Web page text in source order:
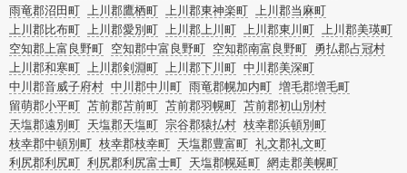
雨竜郡沼田町 上川郡鷹栖町 上川郡東神楽町 上川郡当麻町
上川郡比布町 上川郡愛別町 上川郡上川町 上川郡東川町 上川郡美瑛町
空知郡上富良野町 空知郡中富良野町 空知郡南富良野町 勇払郡占冠村
上川郡和寒町 上川郡剣淵町 上川郡下川町 中川郡美深町
中川郡音威子府村 中川郡中川町 雨竜郡幌加内町 増毛郡増毛町
留萌郡小平町 苫前郡苫前町 苫前郡羽幌町 苫前郡初山別村
天塩郡遠別町 天塩郡天塩町 宗谷郡猿払村 枝幸郡浜頓別町
枝幸郡中頓別町 枝幸郡枝幸町 天塩郡豊富町 礼文郡礼文町
利尻郡利尻町 利尻郡利尻富士町 天塩郡幌延町 網走郡美幌町